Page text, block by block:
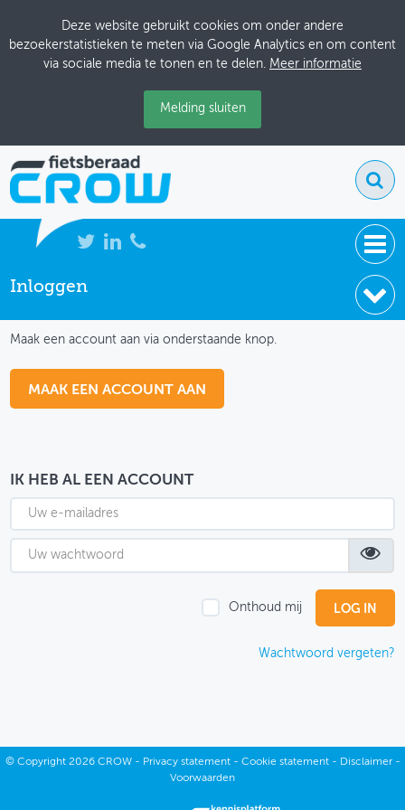
Deze website gebruikt cookies om onder andere
bezoekerstatistieken te meten via Google Analytics en om content
via sociale media te tonen en te delen. Meer informatie
Melding sluiten
NIEUWS
THEMASITES
MIJN PROFIEL
GEBRUIKER
Inloggen
Maak een account aan via onderstaande knop.
MAAK EEN ACCOUNT AAN
IK HEB AL EEN ACCOUNT
Onthoud mij
Wachtwoord vergeten?
© Copyright2026 CROW - Privacy statement- Cookie statement- Disclaimer-
Voorwaarden